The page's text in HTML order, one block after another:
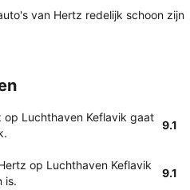
van Hertz redelijk schoon zijn
op Luchthaven Keflavik gaat
9.1
op Luchthaven Keflavik
is.
9.1